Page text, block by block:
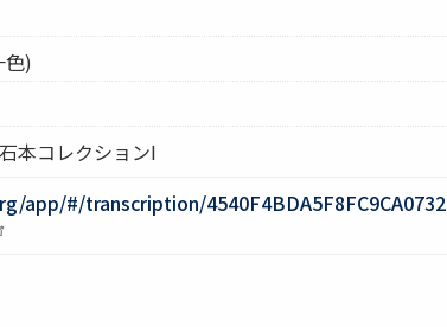
色)
本コレクションI
app/#/transcription/4540F4BDA5F8FC9CA0732